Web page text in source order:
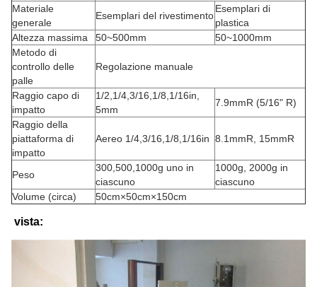
Materiale
generale
Esemplari del rivestimento
Esemplari di
plastica
Altezza massima
50~500mm
50~1000mm
Metodo di
controllo delle
palle
Regolazione manuale
Raggio capo di
impatto
1/2,1/4,3/16,1/8,1/16in,
5mm
7.9mmR (5/16" R)
Raggio della
piattaforma di
impatto
Aereo 1/4,3/16,1/8,1/16in 8.1mmR, 15mmR
Peso
300,500,1000g uno in
ciascuno
1000g, 2000g in
ciascuno
Volume (circa)
50cm×50cm×150cm
vista: